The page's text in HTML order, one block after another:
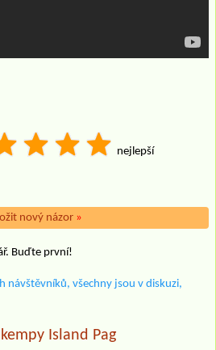
nejlepší
nový názor »
Buďte první!
návštěvníků, všechny jsou v diskuzi,
kempy Island Pag